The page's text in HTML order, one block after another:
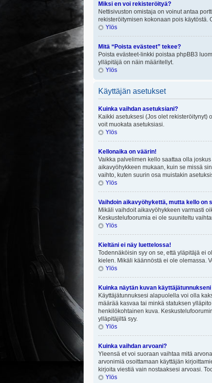
Miksi en voi rekisteröityä?
Nettisivuston omistaja on voinut antaa
rekisteröitymisen kokonaan pois käytöstä.
Ylös
Mitä “Poista evästeet” tekee?
Poista evästeet-linkki poistaa phpBB3
ylläpitäjä on näin määritellyt.
Ylös
Käyttäjän asetukset
Kuinka vaihdan asetuksiani?
Kaikki asetuksesi (Jos olet
voit muokata asetuksiasi.
Ylös
Kellonaika on väärin!
Vaikka palvelimen kello saattaa olla
aikavyöhykkeen mukaan, kuin se missä
vaihto, kuten suurin osa muistakin
Ylös
Vaihdoin aikavyöhykettä, mutta kello on
Mikäli vaihdoit aikavyöhykkeen varmasti
Keskustelufoorumia ei ole suuniteltu
Ylös
Kieltäni ei näy luettelossa!
Todennäköisin syy on se, että yläpitäjä ei
kielen. Mikäli käännöstä ei ole olemassa.
Ylös
Kuinka näytän kuvan
Käyttäjätunnuksesi alapuolella voi olla
määrää kasvaa tai minkä statuksen
henkilökohtainen kuva.
ylläpitäjiltä syy.
Ylös
Kuinka vaihdan arvoani?
Yleensä et voi suoraan vaihtaa mitä
arvonimiä osoittamaan käyttäjän
kirjoita viestiä vain nostaaksesi arvoasi.
Ylös